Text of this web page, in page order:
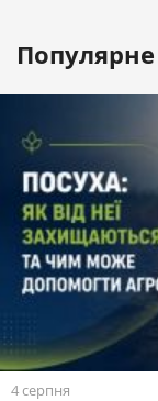
Популярне
4 серпня